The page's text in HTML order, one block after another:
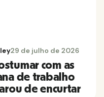
29 de julho de 2026
com as
de trabalho
de encurtar